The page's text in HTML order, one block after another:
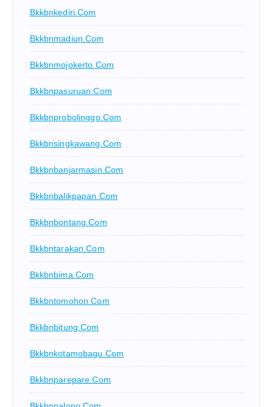
Bkkbnkediri.com
Bkkbnmadiun.com
Bkkbnmojokerto.com
Bkkbnpasuruan.com
Bkkbnprobolinggo.com
Bkkbnsingkawang.com
Bkkbnbanjarmasin.com
Bkkbnbalikpapan.com
Bkkbnbontang.com
Bkkbntarakan.com
Bkkbnbima.com
Bkkbntomohon.com
Bkkbnbitung.com
Bkkbnkotamobagu.com
Bkkbnparepare.com